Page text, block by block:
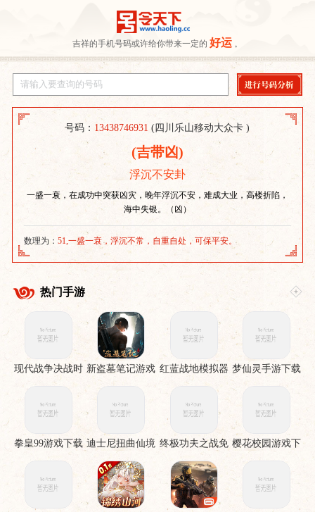
吉祥的手机号码或许给你带来一定的 好运 。
号码： 13438746931 (四川乐山移动大众卡 )
(吉带凶)
浮沉不安卦
一盛一衰，在成功中突获凶灾，晚年浮沉不安，难成大业，高楼折陷，
海中失银。（凶）
数理为：51,一盛一衰，浮沉不常，自重自处，可保平安。
热门手游
现代战争决战时
刻手机版
新盗墓笔记游戏 红蓝战地模拟器
手游
梦仙灵手游下载
拳皇99游戏下载 迪士尼扭曲仙境 终极功夫之战免
费版
樱花校园游戏下